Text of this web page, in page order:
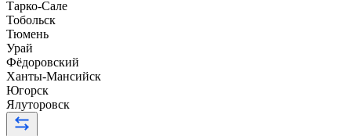
Тарко-Сале
Тобольск
Тюмень
Урай
Фёдоровский
Ханты-Мансийск
Югорск
Ялуторовск